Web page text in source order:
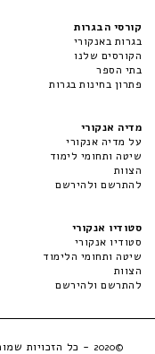
קורסי הבגרות
בגרות באנקורי
הקורסים שלנו
בתי הספר
פתרון בחינות בגרות
מדיה אנקורי
על מדיה אנקורי
שיטה ותחומי לימוד
הצוות
להתרשם ולהירשם
סטודיו אנקורי
סטודיו אנקורי
שיטה ותחומי הלימוד
הצוות
להתרשם ולהירשם
©2020 - כל הזכויות